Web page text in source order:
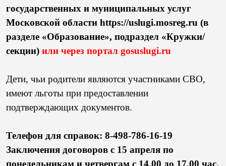
государственных и муниципальных услуг
Московской области https://uslugi.mosreg.ru (в
разделе «Образование», подраздел «Кружки/
секции) или через портал gosuslugi.ru
Дети, чьи родители являются участниками СВО,
имеют льготы при предоставлении
подтверждающих документов.
Телефон для справок: 8-498-786-16-19
Заключения договоров с 15 апреля по
понедельникам и четвергам с 14.00 до 17.00 час.